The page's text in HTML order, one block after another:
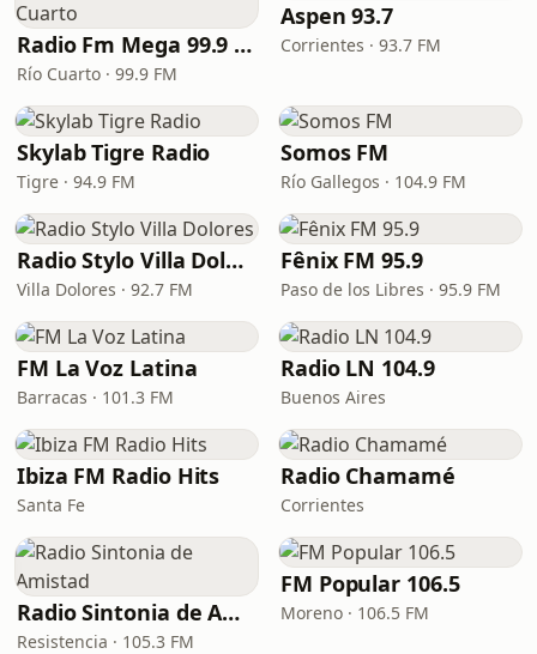
Radio Fm Mega 99.9 Rio Cuarto
Río Cuarto · 99.9 FM
Aspen 93.7
Corrientes · 93.7 FM
Skylab Tigre Radio
Tigre · 94.9 FM
Somos FM
Río Gallegos · 104.9 FM
Radio Stylo Villa Dolores
Villa Dolores · 92.7 FM
Fênix FM 95.9
Paso de los Libres · 95.9 FM
FM La Voz Latina
Barracas · 101.3 FM
Radio LN 104.9
Buenos Aires
Ibiza FM Radio Hits
Santa Fe
Radio Chamamé
Corrientes
Radio Sintonia de Amistad
Resistencia · 105.3 FM
FM Popular 106.5
Moreno · 106.5 FM